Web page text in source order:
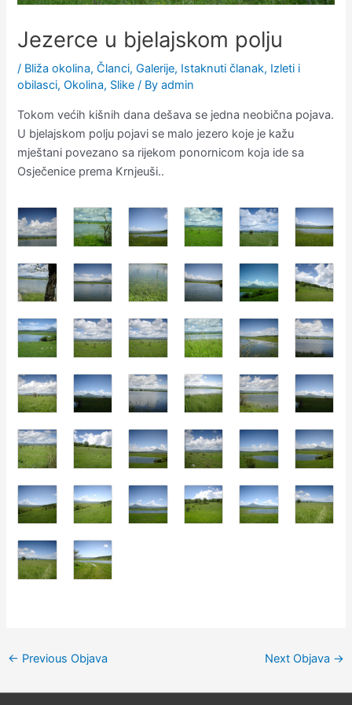
Jezerce u bjelajskom polju
/ Bliža okolina,Članci,Galerije, Istaknuti članak, Izleti i
obilasci,Okolina, Slike / Byadmin
Tokom većih kišnih dana dešava se jedna neobična pojava.
U bjelajskom polju pojavi se malo jezero koje je kažu
mještani povezano sa rijekom ponornicom koja ide sa
Osječenice prema Krnjeuši..
← Previous Objava Next Objava →